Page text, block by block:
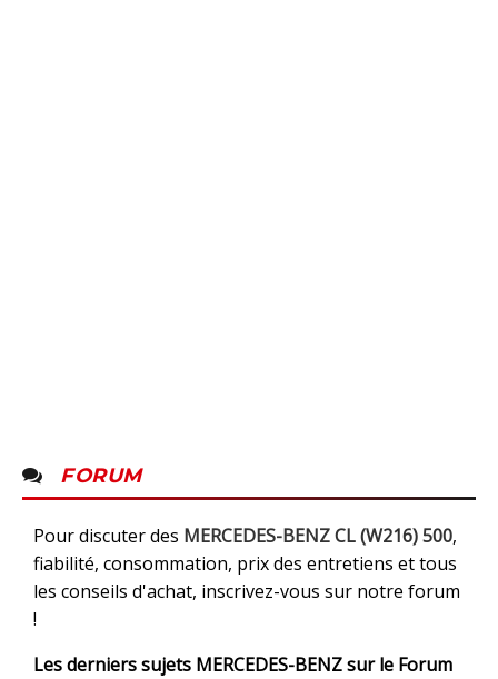
FORUM
Pour discuter des MERCEDES-BENZ CL (W216) 500,
fiabilité, consommation, prix des entretiens et tous
les conseils d'achat, inscrivez-vous sur notre forum
!
Les derniers sujets MERCEDES-BENZ sur le Forum